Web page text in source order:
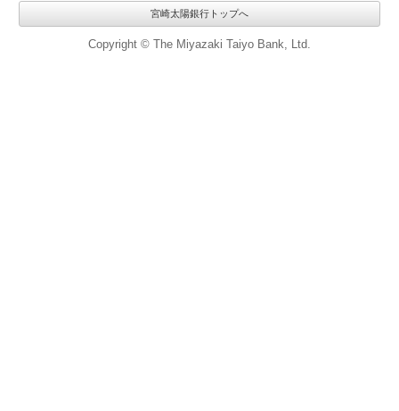
宮崎太陽銀行トップへ
Copyright © The Miyazaki Taiyo Bank, Ltd.